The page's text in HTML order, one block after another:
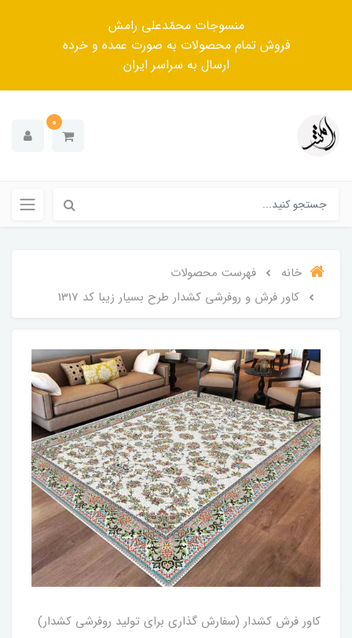
منسوجات محمّدعلی رامش
فروش تمام محصولات به صورت عمده و خرده
ارسال به سراسر ایران
0
خانه
فهرست محصولات
کاور فرش و روفرشی کشدار طرح بسیار زیبا کد 1317
کاور فرش کشدار (سفارش گذاری برای تولید روفرشی کشدار)